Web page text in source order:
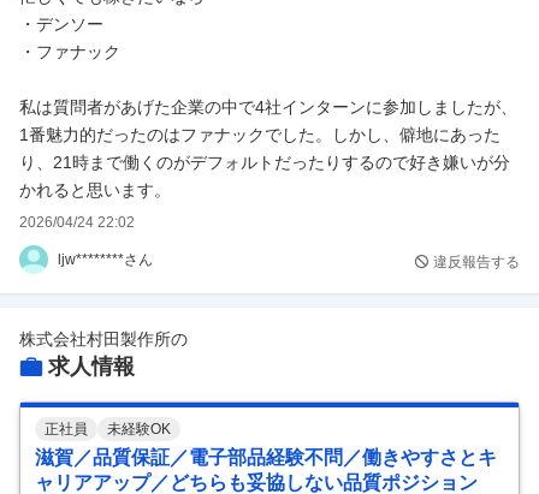
りますね。
毎日長時間残業しているそうです。確かに年収は高いですが、ワ
ークライフバランスを考えるとそれで満足できるのか、子供は羨
ましいとは感じていないそうです。
具体的にどこの企業がお勧めと言い切れず曖昧な回答ですが参考
まで。
・デンソー
・ファナック
私は質問者があげた企業の中で4社インターンに参加しましたが、
1番魅力的だったのはファナックでした。しかし、僻地にあった
り、21時まで働くのがデフォルトだったりするので好き嫌いが分
かれると思います。
2026/04/24 22:02
ljw********さん 違反報告する
株式会社村田製作所の
求人情報
正社員 未経験OK
滋賀／品質保証／電子部品経験不問／働きやすさとキ
ャリアアップ／どちらも妥協しない品質ポジション